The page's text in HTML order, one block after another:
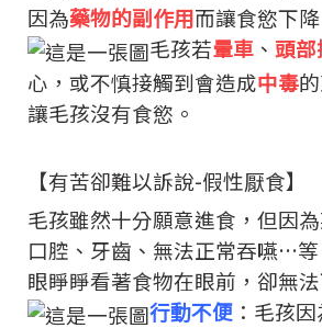
因為藥物的副作用而讓食慾下降
毛孩若暈車 、 頭部
心，或不慎接觸到會造成中毒
讓毛孩沒有食慾。
【有苦卻難以訴說-假性厭食】
毛孩雖然十分願意進食， 但因
口腔、牙齒、無法正常吞嚥…等
眼睜睜看著食物在眼前，卻無
行動不便 ：毛孩